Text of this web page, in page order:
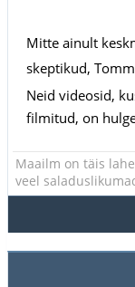
Mitte ainult
skeptikud,
Neid videosid,
filmitud, on
Maailm on täis
veel